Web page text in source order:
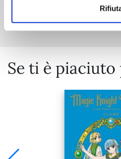
Mostra
Se ti è piaciuto